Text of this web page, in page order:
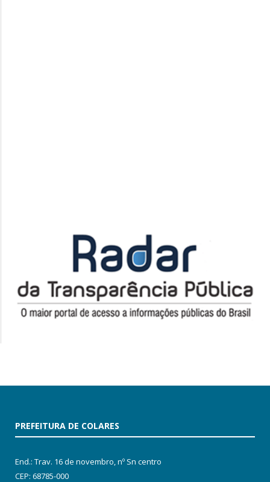
PREFEITURA DE COLARES
End.: Trav. 16 de novembro, nº Sn centro
CEP: 68785-000